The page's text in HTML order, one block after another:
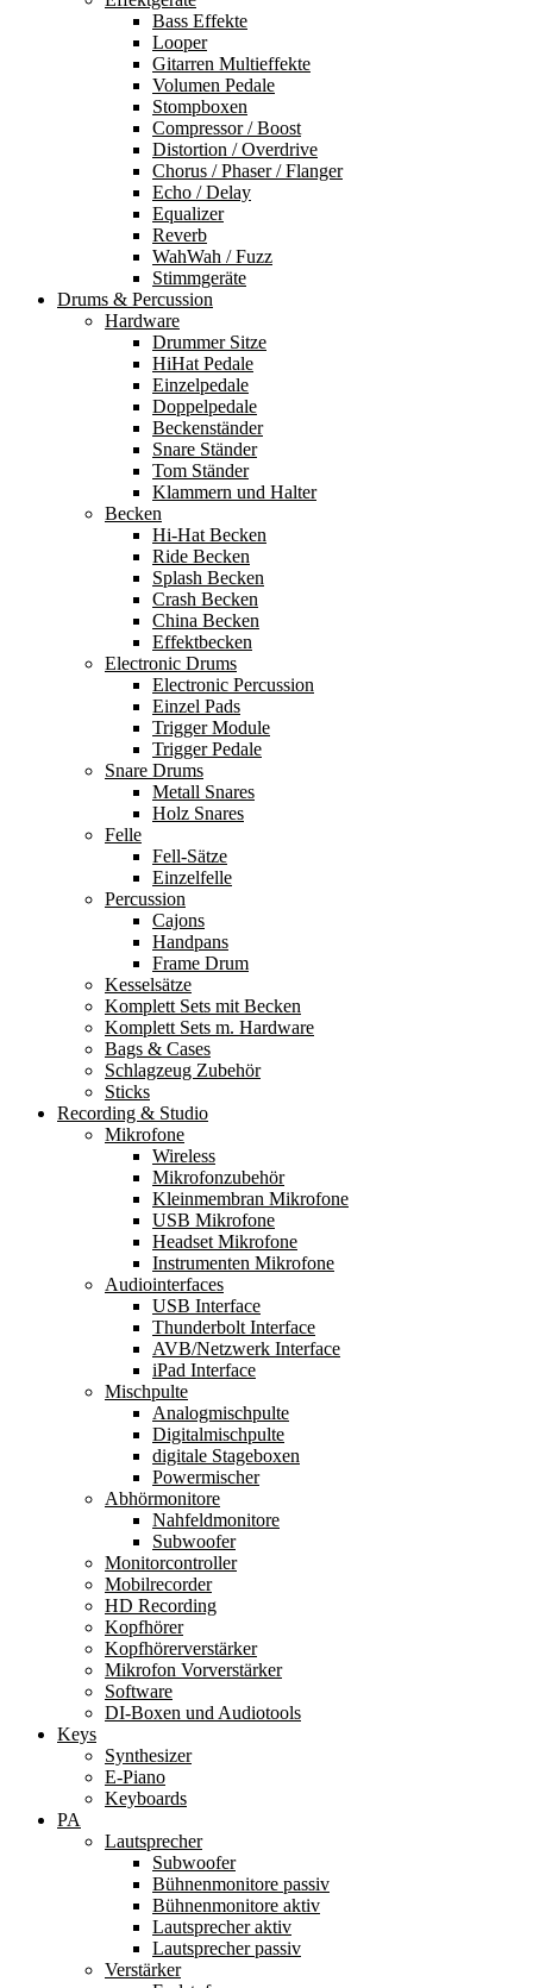
Bass Effekte
Looper
Gitarren Multieffekte
Volumen Pedale
Stompboxen
Compressor / Boost
Distortion / Overdrive
Chorus / Phaser / Flanger
Echo / Delay
Equalizer
Reverb
WahWah / Fuzz
Stimmgeräte
Drums & Percussion
Hardware
Drummer Sitze
HiHat Pedale
Einzelpedale
Doppelpedale
Beckenständer
Snare Ständer
Tom Ständer
Klammern und Halter
Becken
Hi-Hat Becken
Ride Becken
Splash Becken
Crash Becken
China Becken
Effektbecken
Electronic Drums
Electronic Percussion
Einzel Pads
Trigger Module
Trigger Pedale
Snare Drums
Metall Snares
Holz Snares
Felle
Fell-Sätze
Einzelfelle
Percussion
Cajons
Handpans
Frame Drum
Kesselsätze
Komplett Sets mit Becken
Komplett Sets m. Hardware
Bags & Cases
Schlagzeug Zubehör
Sticks
Recording & Studio
Mikrofone
Wireless
Mikrofonzubehör
Kleinmembran Mikrofone
USB Mikrofone
Headset Mikrofone
Instrumenten Mikrofone
Audiointerfaces
USB Interface
Thunderbolt Interface
AVB/Netzwerk Interface
iPad Interface
Mischpulte
Analogmischpulte
Digitalmischpulte
digitale Stageboxen
Powermischer
Abhörmonitore
Nahfeldmonitore
Subwoofer
Monitorcontroller
Mobilrecorder
HD Recording
Kopfhörer
Kopfhörerverstärker
Mikrofon Vorverstärker
Software
DI-Boxen und Audiotools
Keys
Synthesizer
E-Piano
Keyboards
PA
Lautsprecher
Subwoofer
Bühnenmonitore passiv
Bühnenmonitore aktiv
Lautsprecher aktiv
Lautsprecher passiv
Verstärker